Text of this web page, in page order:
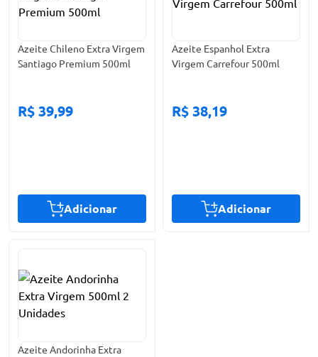
Azeite Chileno Extra Virgem
Santiago Premium 500ml
R$ 39,99
Adicionar
Azeite Espanhol Extra
Virgem Carrefour 500ml
R$ 38,19
Adicionar
Azeite Andorinha Extra